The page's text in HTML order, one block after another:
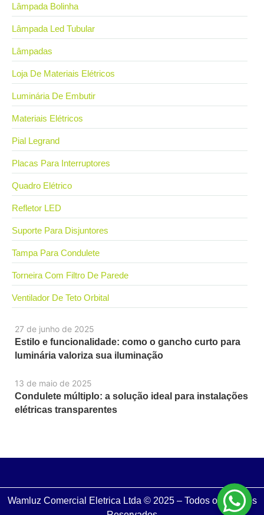
27 de junho de 2025
Estilo e funcionalidade: como o gancho curto para
luminária valoriza sua iluminação
13 de maio de 2025
Condulete múltiplo: a solução ideal para instalações
elétricas transparentes
Lâmpada Bolinha
Lâmpada Led Tubular
Lâmpadas
Loja De Materiais Elétricos
Luminária De Embutir
Materiais Elétricos
Pial Legrand
Placas Para Interruptores
Quadro Elétrico
Refletor LED
Suporte Para Disjuntores
Tampa Para Condulete
Torneira Com Filtro De Parede
Ventilador De Teto Orbital
Wamluz Comercial Eletrica Ltda © 2025 – Todos os Direitos